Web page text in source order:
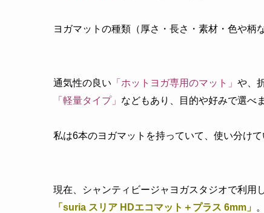
ヨガマットの種類（厚さ・長さ・素材・色や柄
通気性の良い 「ホットヨガ専用のマット」 や、
「軽量タイプ」 などもあり、目的や好みで選べま
私は6本のヨガマットを持っていて、使い分けて
現在、シャンティビージャヨガスタジオで利用
「suria スリア HDエコマット＋プラス 6mm」 。